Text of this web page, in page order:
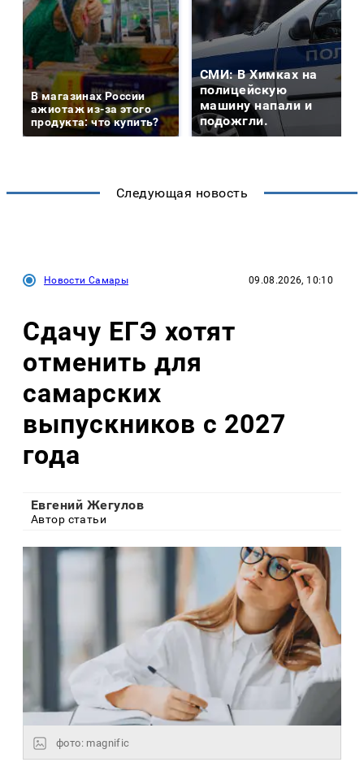
В магазинах России
ажиотаж из-за этого
продукта: что купить?
СМИ: В Химках на
полицейскую
машину напали и
подожгли.
Следующая новость
Новости Самары 09.08.2026, 10:10
Сдачу ЕГЭ хотят
отменить для
самарских
выпускников с 2027
года
Евгений Жегулов
Автор статьи
фото: magnific